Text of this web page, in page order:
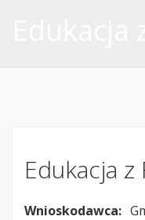
Edukacja z
Wnioskodawca: